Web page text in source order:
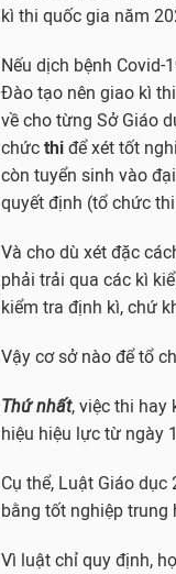
kì thi quốc gia năm
Nếu dịch bệnh Covid-
Đào tạo nên giao kì
về cho từng Sở Giáo
chức thi để xét tốt
còn tuyển sinh vào
quyết định (tổ chức
Và cho dù xét đặc
phải trải qua các kì
kiểm tra định kì, chứ
Vậy cơ sở nào để tổ
Thứ nhất, việc thi hay
hiệu hiệu lực từ ngày
Cụ thể, Luật Giáo
bằng tốt nghiệp trung
Vì luật chỉ quy định,